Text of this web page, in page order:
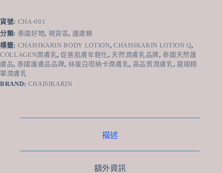
列
Body
Lotion
250g：
天
然
品
貨號: CHA-001
分類: 泰國好物, 現貨區, 護膚類
標籤: CHAISIKARIN BODY LOTION, CHAISIKARIN LOTION Q,
COLLAGEN潤膚乳,促進肌膚年輕化, 天然潤膚乳品牌,泰國天然護
膚品, 泰國護膚品品牌, 絲蛋白塔納卡潤膚乳, 高品質潤膚乳, 龍眼精
華潤膚乳
BRAND: CHAISIKARIN
描述
額外資訊